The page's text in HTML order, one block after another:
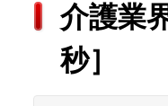
介護業
秒］